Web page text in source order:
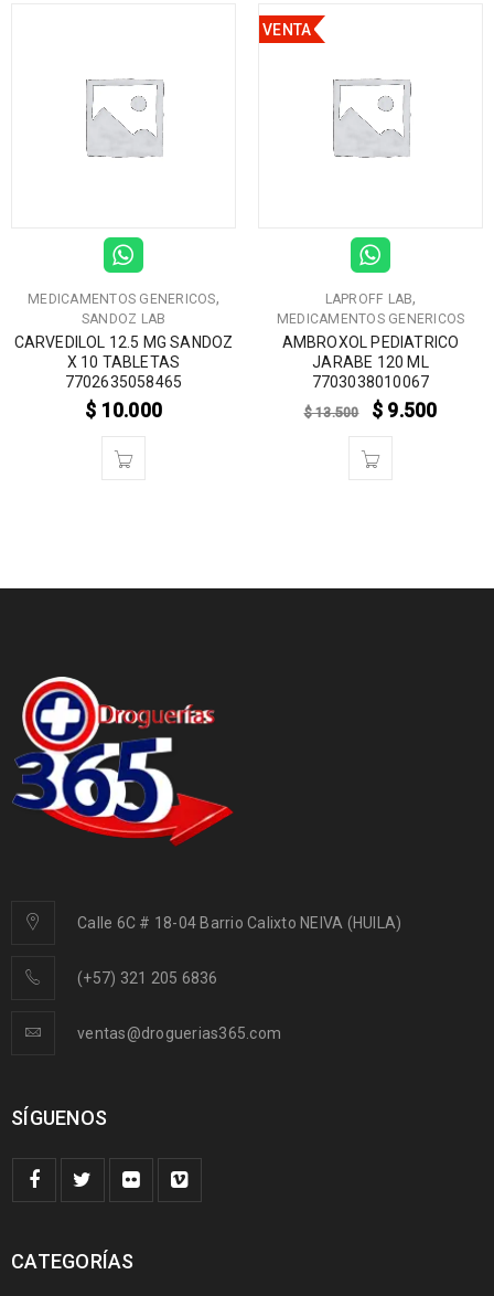
MEDICAMENTOS GENERICOS,
SANDOZ LAB
CARVEDILOL 12.5 MG SANDOZ
X 10 TABLETAS
7702635058465
$ 10.000
VENTA
LAPROFF LAB,
MEDICAMENTOS GENERICOS
AMBROXOL PEDIATRICO
JARABE 120 ML
7703038010067
$13.500 $ 9.500
Calle 6C # 18-04 Barrio Calixto NEIVA (HUILA)
(+57) 321 205 6836
ventas@droguerias365.com
SÍGUENOS
CATEGORÍAS